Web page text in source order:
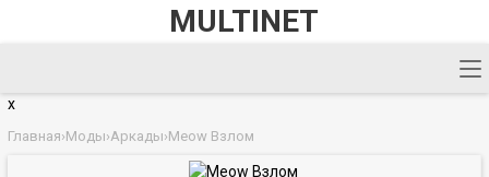
MULTINET
x
Главная›Моды›Аркады›Meow Взлом